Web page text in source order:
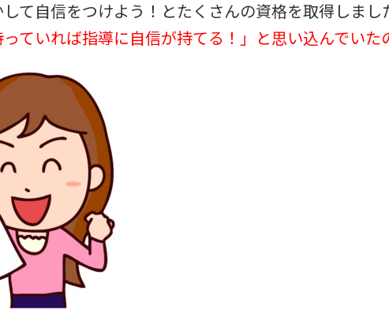
て自信をつけよう！とたくさんの資格を取得しまし
っていれば指導に自信が持てる！」と思い込んでいた